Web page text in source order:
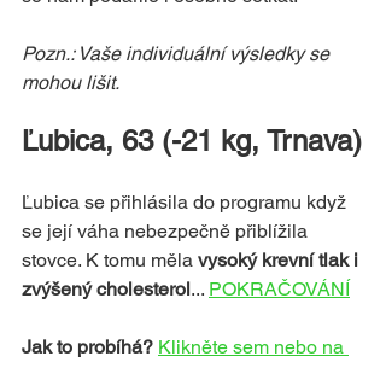
Pozn.: Vaše individuální výsledky se
mohou lišit.
Ľubica, 63 (-21 kg, Trnava)
Ľubica se přihlásila do programu když
se její váha nebezpečně přiblížila
stovce. K tomu měla vysoký krevní tlak i
zvýšený cholesterol... POKRAČOVÁNÍ
Jak to probíhá? Klikněte sem nebo na